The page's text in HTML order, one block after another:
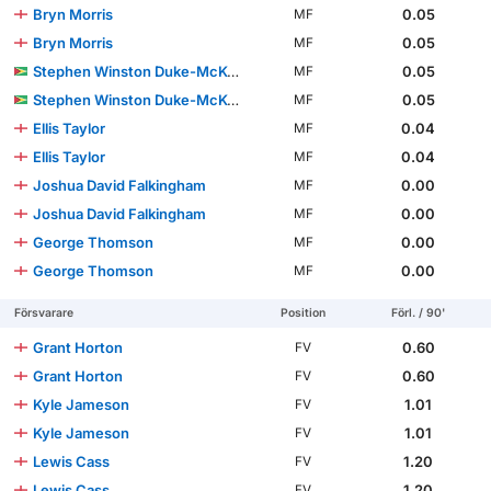
Bryn Morris
MF
0.05
Bryn Morris
MF
0.05
Stephen Winston Duke-McKenna
MF
0.05
Stephen Winston Duke-McKenna
MF
0.05
Ellis Taylor
MF
0.04
Ellis Taylor
MF
0.04
Joshua David Falkingham
MF
0.00
Joshua David Falkingham
MF
0.00
George Thomson
MF
0.00
George Thomson
MF 0.00
Försvarare Position Förl. / 90'
Grant Horton FV
0.60
Grant Horton
FV
0.60
Kyle Jameson
FV
1.01
Kyle Jameson
FV
1.01
Lewis Cass
FV
1.20